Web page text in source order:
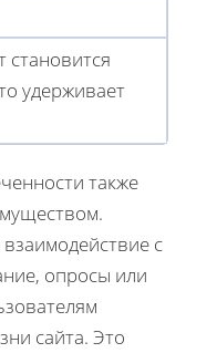
становится
удерживает
также
с
опросы или
сайта. Это